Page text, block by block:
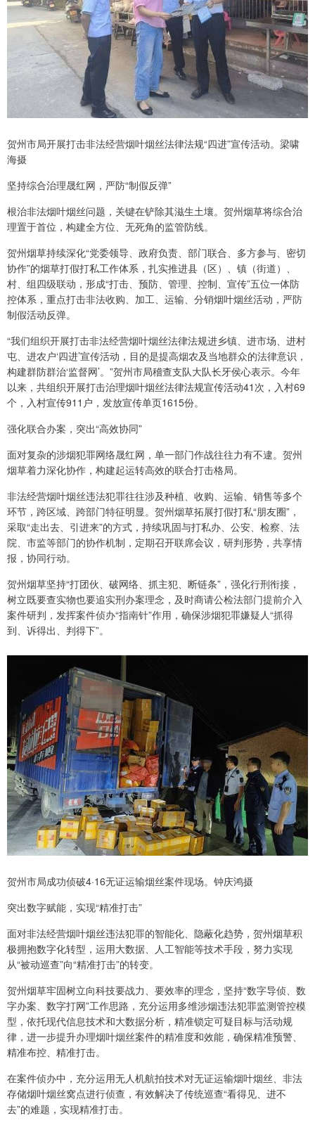
贺州市局开展打击非法经营烟叶烟丝法律法规“四进”宣传活动。梁啸
海摄
坚持综合治理晟红网，严防“制假反弹”
根治非法烟叶烟丝问题，关键在铲除其滋生土壤。贺州烟草将综合治
理置于首位，构建全方位、无死角的监管防线。
贺州烟草持续深化“党委领导、政府负责、部门联合、多方参与、密切
协作”的烟草打假打私工作体系，扎实推进县（区）、镇（街道）、
村、组四级联动，形成“打击、预防、管理、控制、宣传”五位一体防
控体系，重点打击非法收购、加工、运输、分销烟叶烟丝活动，严防
制假活动反弹。
“我们组织开展打击非法经营烟叶烟丝法律法规进乡镇、进市场、进村
屯、进农户‘四进’宣传活动，目的是提高烟农及当地群众的法律意识，
构建群防群治‘监督网’。”贺州市局稽查支队大队长牙侯心表示。今年
以来，共组织开展打击治理烟叶烟丝法律法规宣传活动41次，入村69
个，入村宣传911户，发放宣传单页1615份。
强化联合办案，突出“高效协同”
面对复杂的涉烟犯罪网络晟红网，单一部门作战往往力有不逮。贺州
烟草着力深化协作，构建起运转高效的联合打击格局。
非法经营烟叶烟丝违法犯罪往往涉及种植、收购、运输、销售等多个
环节，跨区域、跨部门特征明显。贺州烟草拓展打假打私“朋友圈”，
采取“走出去、引进来”的方式，持续巩固与打私办、公安、检察、法
院、市监等部门的协作机制，定期召开联席会议，研判形势，共享情
报，协同行动。
贺州烟草坚持“打团伙、破网络、抓主犯、断链条”，强化行刑衔接，
树立既要查实物也要追实刑办案理念，及时商请公检法部门提前介入
案件研判，发挥案件侦办“指南针”作用，确保涉烟犯罪嫌疑人“抓得
到、诉得出、判得下”。
贺州市局成功侦破4·16无证运输烟丝案件现场。钟庆鸿摄
突出数字赋能，实现“精准打击”
面对非法经营烟叶烟丝违法犯罪的智能化、隐蔽化趋势，贺州烟草积
极拥抱数字化转型，运用大数据、人工智能等技术手段，努力实现
从“被动巡查”向“精准打击”的转变。
贺州烟草牢固树立向科技要战力、要效率的理念，坚持“数字导侦、数
字办案、数字打网”工作思路，充分运用多维涉烟违法犯罪监测管控模
型，依托现代信息技术和大数据分析，精准锁定可疑目标与活动规
律，进一步提升办理烟叶烟丝案件的精准度和效能，确保精准预警、
精准布控、精准打击。
在案件侦办中，充分运用无人机航拍技术对无证运输烟叶烟丝、非法
存储烟叶烟丝窝点进行侦查，有效解决了传统巡查“看得见、进不
去”的难题，实现精准打击。